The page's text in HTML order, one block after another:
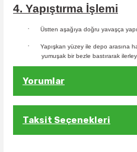
4. Yapıştırma İşlemi
· Üstten aşağıya doğru yavaşça
·
Yapışkan yüzey ile depo arasına
yumuşak bir bezle bastırarak
Yorumlar
Taksit Seçenekleri